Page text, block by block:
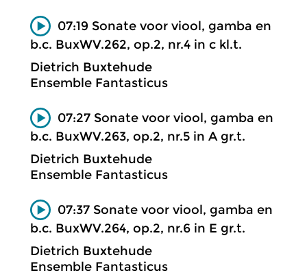
07:19 Sonate voor viool, gamba en
b.c. BuxWV.262, op.2, nr.4 in c kl.t.
Dietrich Buxtehude
Ensemble Fantasticus
07:27 Sonate voor viool, gamba en
b.c. BuxWV.263, op.2, nr.5 in A gr.t.
Dietrich Buxtehude
Ensemble Fantasticus
07:37 Sonate voor viool, gamba en
b.c. BuxWV.264, op.2, nr.6 in E gr.t.
Dietrich Buxtehude
Ensemble Fantasticus